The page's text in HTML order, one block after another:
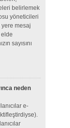
belirlemek
yöneticileri
mesaj
elde
sayısını
neden
e-